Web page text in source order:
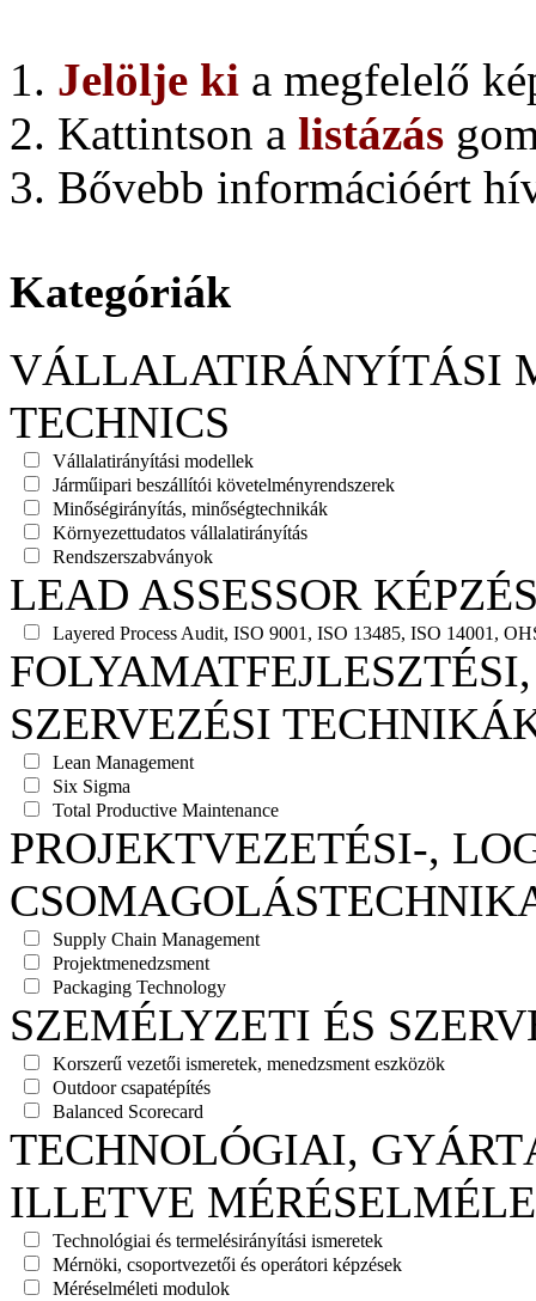
1. Jelölje ki a megfelelő
2. Kattintson a listázás
3. Bővebb információért
Kategóriák
VÁLLALATIRÁNYÍTÁSI
TECHNICS
Vállalatirányítási modellek
Járműipari beszállítói követelményrendszerek
Minőségirányítás, minőségtechnikák
Környezettudatos vállalatirányítás
Rendszerszabványok
LEAD ASSESSOR
Layered Process Audit, ISO 9001, ISO 13485, ISO 14001,
SZERVEZÉSI
Lean Management
Six Sigma
Total Productive Maintenance
PROJEKTVEZETÉSI-,
Supply Chain Management
Projektmenedzsment
Packaging Technology
SZEMÉLYZETI ÉS
Korszerű vezetői ismeretek, menedzsment eszközök
Outdoor csapatépítés
Balanced Scorecard
TECHNOLÓGIAI,
ILLETVE
Technológiai és termelésirányítási ismeretek
Mérnöki, csoportvezetői és operátori képzések
Méréselméleti modulok